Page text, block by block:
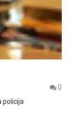
0
policija